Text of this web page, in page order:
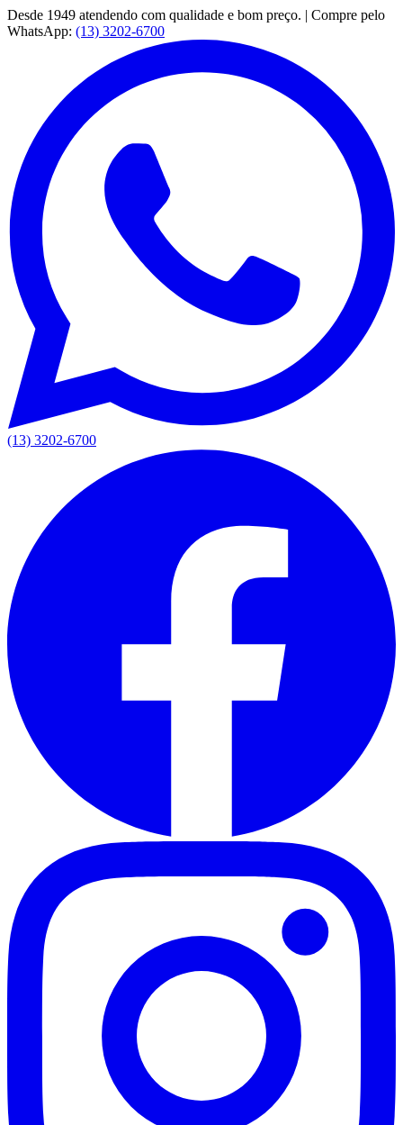
Desde 1949 atendendo com qualidade e bom preço. | Compre pelo
WhatsApp: (13) 3202-6700
(13) 3202-6700